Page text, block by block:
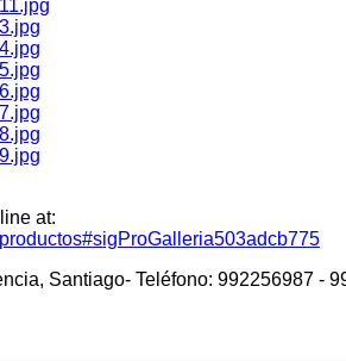
at:
Santiago- Teléfono: 992256987 -